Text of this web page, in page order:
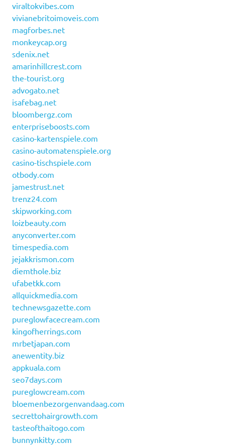
viraltokvibes.com
vivianebritoimoveis.com
magforbes.net
monkeycap.org
sdenix.net
amarinhillcrest.com
the-tourist.org
advogato.net
isafebag.net
bloombergz.com
enterpriseboosts.com
casino-kartenspiele.com
casino-automatenspiele.org
casino-tischspiele.com
otbody.com
jamestrust.net
trenz24.com
skipworking.com
loizbeauty.com
anyconverter.com
timespedia.com
jejakkrismon.com
diemthole.biz
ufabetkk.com
allquickmedia.com
technewsgazette.com
pureglowfacecream.com
kingofherrings.com
mrbetjapan.com
anewentity.biz
appkuala.com
seo7days.com
pureglowcream.com
bloemenbezorgenvandaag.com
secrettohairgrowth.com
tasteofthaitogo.com
bunnynkitty.com